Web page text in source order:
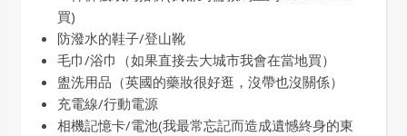
買)
防潑水的鞋子/登山靴
毛巾/浴巾（如果直接去大城市我會在當地買）
盥洗用品（英國的藥妝很好逛，沒帶也沒關係）
充電線/行動電源
相機記憶卡/電池(我最常忘記而造成遺憾終身的東